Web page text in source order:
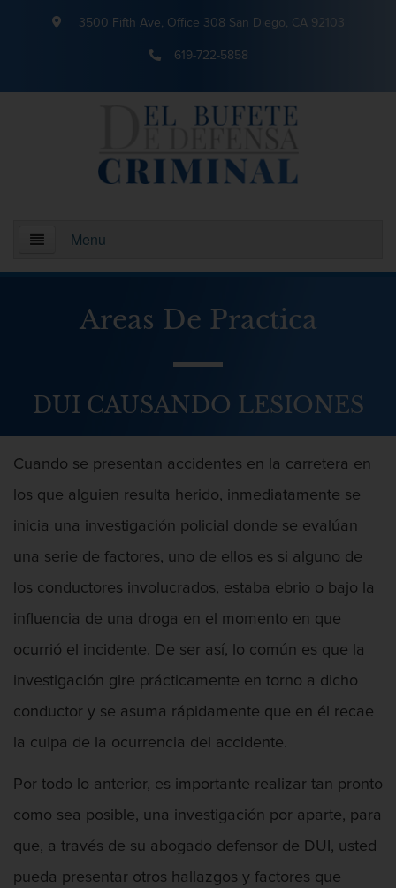
3500 Fifth Ave, Office 308 San Diego, CA 92103
619-722-5858
Menu
¿Quienes somos?
Abuso Infantil
Agresión Sexual
Asalto y Agresión
Agresión contra un agente del orden
público
Agresión que causa lesiones
corporales graves
Asalto con Arma Mortal
Asalto con químicos cáusticos
Asalto contra un Funcionario Público
Defensa de Asalto
Areas De Practica
DUI CAUSANDO LESIONES
Cuando se presentan accidentes en la carretera en
los que alguien resulta herido, inmediatamente se
inicia una investigación policial donde se evalúan
una serie de factores, uno de ellos es si alguno de
los conductores involucrados, estaba ebrio o bajo la
influencia de una droga en el momento en que
ocurrió el incidente. De ser así, lo común es que la
investigación gire prácticamente en torno a dicho
conductor y se asuma rápidamente que en él recae
la culpa de la ocurrencia del accidente.
Por todo lo anterior, es importante realizar tan pronto
como sea posible, una investigación por aparte, para
que, a través de su abogado defensor de DUI, usted
pueda presentar otros hallazgos y factores que